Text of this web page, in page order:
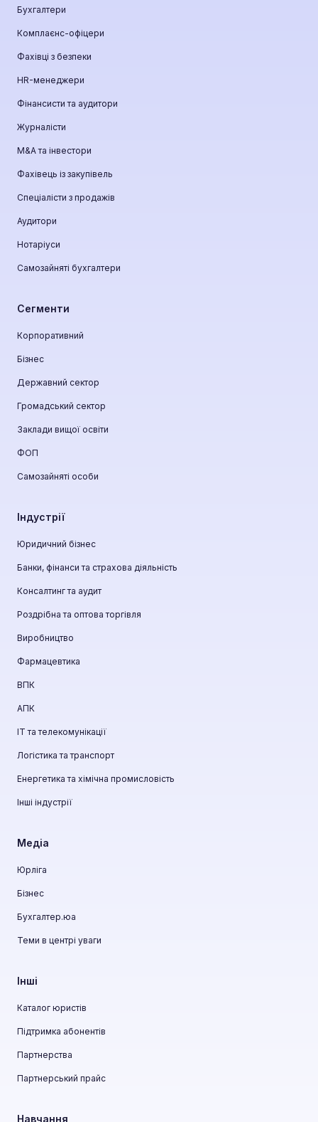
Бухгалтери
Комплаєнс-офіцери
Фахівці з безпеки
HR-менеджери
Фінансисти та аудитори
Журналісти
М&A та інвестори
Фахівець із закупівель
Спеціалісти з продажів
Аудитори
Нотаріуси
Самозайняті бухгалтери
Сегменти
Корпоративний
Бізнес
Державний сектор
Громадський сектор
Заклади вищої освіти
ФОП
Самозайняті особи
Індустрії
Юридичний бізнес
Банки, фінанси та страхова діяльність
Консалтинг та аудит
Роздрібна та оптова торгівля
Виробництво
Фармацевтика
ВПК
АПК
ІТ та телекомунікації
Логістика та транспорт
Енергетика та хімічна промисловість
Інші індустрії
Медіа
Юрліга
Бізнес
Бухгалтер.юа
Теми в центрі уваги
Інші
Каталог юристів
Підтримка абонентів
Партнерства
Партнерський прайс
Навчання